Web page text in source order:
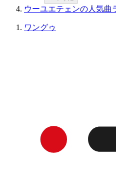
ウーユエテェンの人気曲
ワングゥ